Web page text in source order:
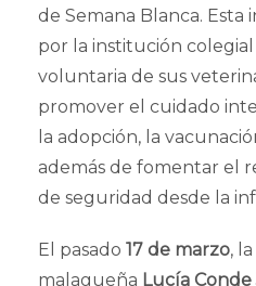
de Semana Blanca. Esta
por la institución
voluntaria de sus
promover el cuidado
la adopción, la
además de fomentar el
de seguridad desde la
El pasado 17 de marzo,
malagueña Lucía